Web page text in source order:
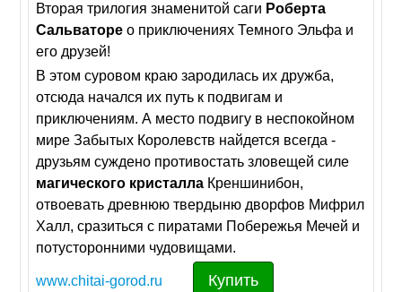
Вторая трилогия знаменитой саги Роберта
Сальваторе о приключениях Темного Эльфа и
его друзей!
В этом суровом краю зародилась их дружба,
отсюда начался их путь к подвигам и
приключениям. А место подвигу в неспокойном
мире Забытых Королевств найдется всегда -
друзьям суждено противостать зловещей силе
магического кристалла Креншинибон,
отвоевать древнюю твердыню дворфов Мифрил
Халл, сразиться с пиратами Побережья Мечей и
потусторонними чудовищами.
www.chitai-gorod.ru Купить